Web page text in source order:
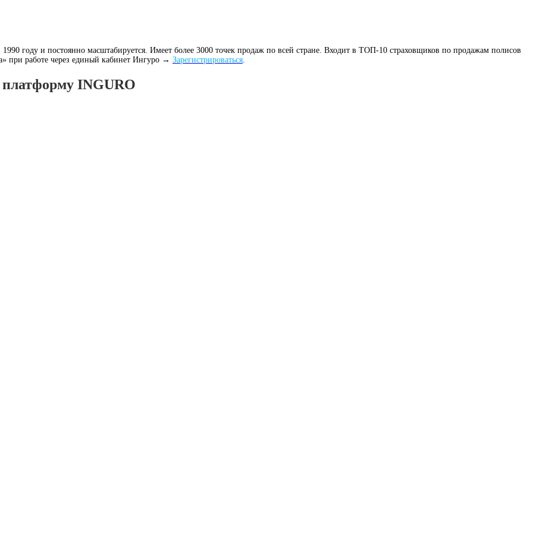
году и постоянно масштабируется. Имеет более 3000 точек продаж по всей стране. Входит в ТОП-10 страховщиков по продажам полисов
при работе через единый кабинет Ингуро → Зарегистрироваться.
INGURO